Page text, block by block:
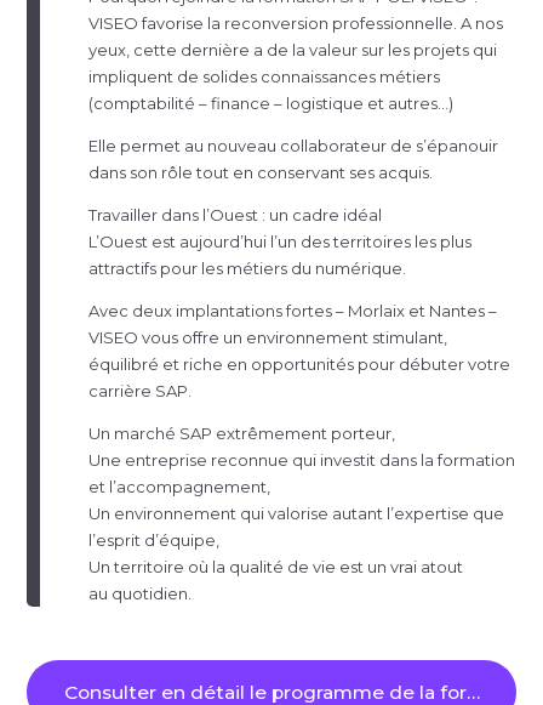
VISEO favorise la reconversion professionnelle. A nos
yeux, cette dernière a de la valeur sur les projets qui
impliquent de solides connaissances métiers
(comptabilité – finance – logistique et autres…)
Elle permet au nouveau collaborateur de s’épanouir
dans son rôle tout en conservant ses acquis.
Travailler dans l’Ouest : un cadre idéal
L’Ouest est aujourd’hui l’un des territoires les plus
attractifs pour les métiers du numérique.
Avec deux implantations fortes – Morlaix et Nantes –
VISEO vous offre un environnement stimulant,
équilibré et riche en opportunités pour débuter votre
carrière SAP.
Un marché SAP extrêmement porteur,
Une entreprise reconnue qui investit dans la formation
et l’accompagnement,
Un environnement qui valorise autant l’expertise que
l’esprit d’équipe,
Un territoire où la qualité de vie est un vrai atout
au quotidien.
Consulter en détail le programme de la formation